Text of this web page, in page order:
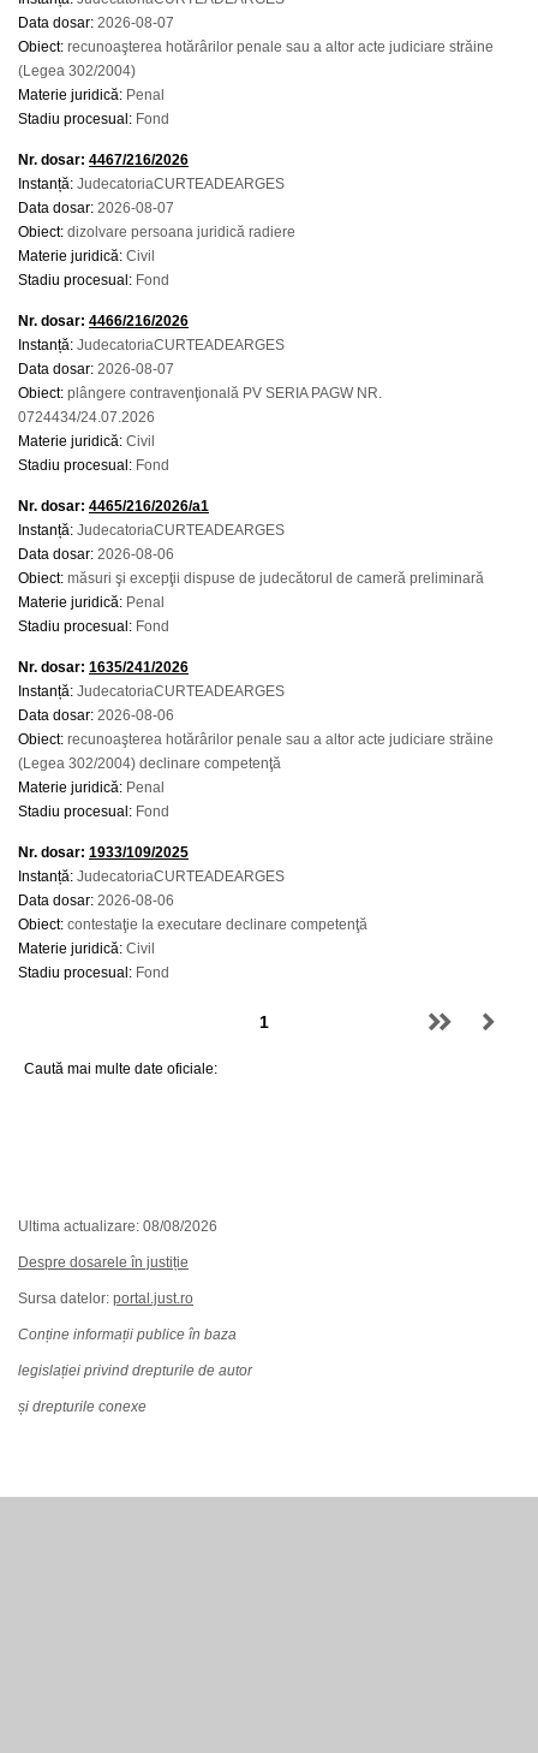
Data dosar: 2026-08-07
Obiect: recunoaşterea hotărârilor penale sau a altor acte judiciare străine
(Legea 302/2004)
Materie juridică: Penal
Stadiu procesual: Fond
Nr. dosar: 4467/216/2026
Instanță: JudecatoriaCURTEADEARGES
Data dosar: 2026-08-07
Obiect: dizolvare persoana juridică radiere
Materie juridică: Civil
Stadiu procesual: Fond
Nr. dosar: 4466/216/2026
Instanță: JudecatoriaCURTEADEARGES
Data dosar: 2026-08-07
Obiect: plângere contravenţională PV SERIA PAGW NR.
0724434/24.07.2026
Materie juridică: Civil
Stadiu procesual: Fond
Nr. dosar: 4465/216/2026/a1
Instanță: JudecatoriaCURTEADEARGES
Data dosar: 2026-08-06
Obiect: măsuri şi excepţii dispuse de judecătorul de cameră preliminară
Materie juridică: Penal
Stadiu procesual: Fond
Nr. dosar: 1635/241/2026
Instanță: JudecatoriaCURTEADEARGES
Data dosar: 2026-08-06
Obiect: recunoaşterea hotărârilor penale sau a altor acte judiciare străine
(Legea 302/2004) declinare competenţă
Materie juridică: Penal
Stadiu procesual: Fond
Nr. dosar: 1933/109/2025
Instanță: JudecatoriaCURTEADEARGES
Data dosar: 2026-08-06
Obiect: contestaţie la executare declinare competenţă
Materie juridică: Civil
Stadiu procesual: Fond
Caută mai multe date oficiale:
Ultima actualizare: 08/08/2026
Despre dosarele în justiție
Sursa datelor: portal.just.ro
Conține informații publice în baza
legislației privind drepturile de autor
și drepturile conexe